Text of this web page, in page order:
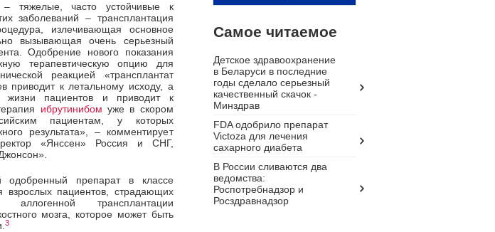
– тяжелые, часто устойчивые к
заболеваний – трансплантация
излечивающая основное
вызывающая очень серьезный
Одобрение нового показания
терапевтическую опцию для
реакцией «трансплантат
приводит к летальному исходу, а
жизни пациентов и приводит к
ибрутинибом уже в скором
пациентам, у которых
результата», – комментирует
«Янссен» Россия и СНГ,
препарат в классе
взрослых пациентов, страдающих
трансплантации
мозга, которое может быть
3
Самое читаемое
Детское здравоохранение
в Беларуси в последние
годы сделало серьезный
качественный скачок -
Минздрав
FDA одобрило препарат
Victoza для лечения
сахарного диабета
В России сливаются два
ведомства:
Роспотребнадзор и
Росздравнадзор